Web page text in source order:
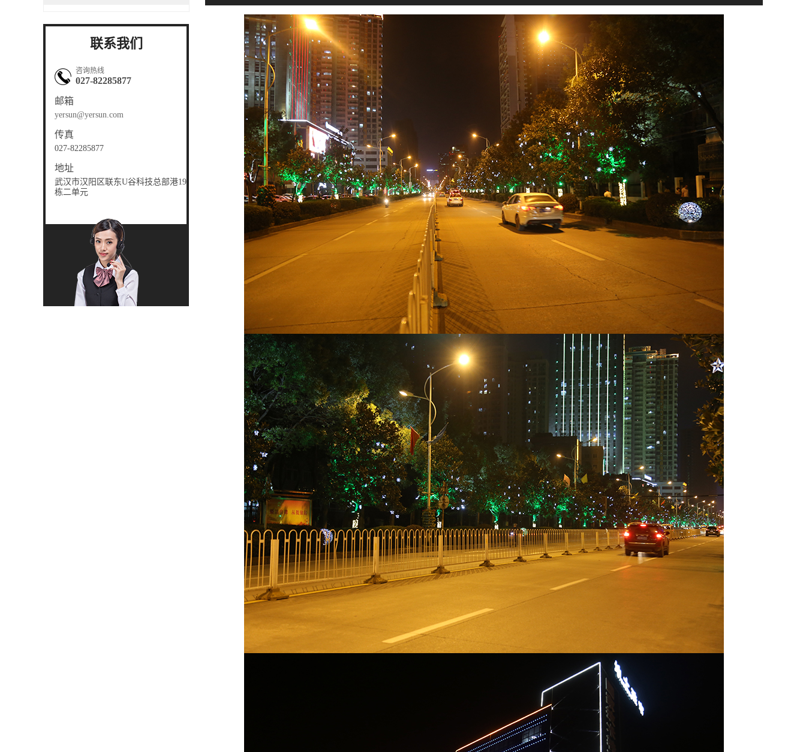
联系我们
咨询热线
027-82285877
邮箱
yersun@yersun.com
传真
027-82285877
地址
武汉市汉阳区联东U谷科技总部港19
栋二单元